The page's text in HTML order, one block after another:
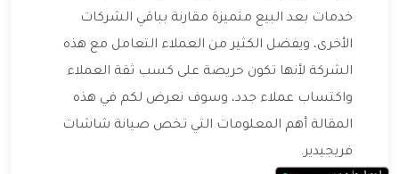
خدمات بعد البيع متميزة مقارنة بباقي الشركات
الأخرى، ويفضل الكثير من العملاء التعامل مع هذه
الشركة لأنها تكون حريصة على كسب ثقة العملاء
واكتساب عملاء جدد، وسوف نعرض لكم في هذه
المقالة أهم المعلومات التي تخص صيانة شاشات
فريجيدير.